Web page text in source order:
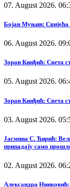
07. August 2026.
Бојан Муњин: Свијећа
06. August 2026.
Зоран Кинђић: Света
05. August 2026.
Зоран Кинђић: Света
03. August 2026.
Јасмина С. Ћирић:
припадају само
02. August 2026.
Александра